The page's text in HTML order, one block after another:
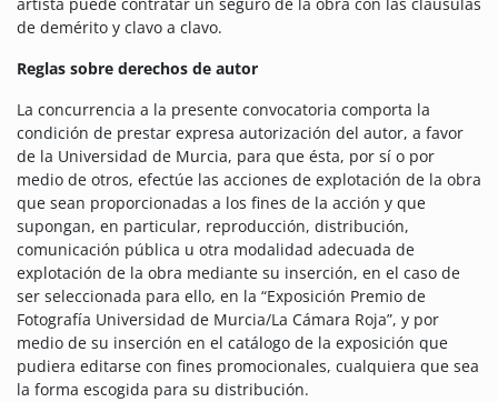
de demérito y clavo a clavo.
Reglas sobre derechos de autor
La concurrencia a la presente convocatoria comporta la
condición de prestar expresa autorización del autor, a favor
de la Universidad de Murcia, para que ésta, por sí o por
medio de otros, efectúe las acciones de explotación de la obra
que sean proporcionadas a los fines de la acción y que
supongan, en particular, reproducción, distribución,
comunicación pública u otra modalidad adecuada de
explotación de la obra mediante su inserción, en el caso de
ser seleccionada para ello, en la “Exposición Premio de
Fotografía Universidad de Murcia/La Cámara Roja”, y por
medio de su inserción en el catálogo de la exposición que
pudiera editarse con fines promocionales, cualquiera que sea
la forma escogida para su distribución.